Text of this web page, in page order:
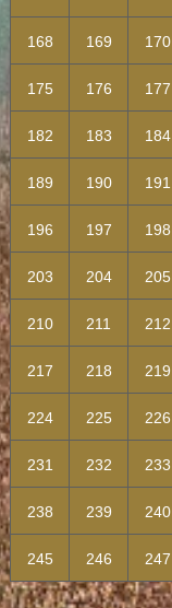
168 169 170
175 176 177
182 183 184
189 190 191
196 197 198
203 204 205
210 211 212
217 218 219
224 225 226
231 232 233
238 239 240
245 246 247